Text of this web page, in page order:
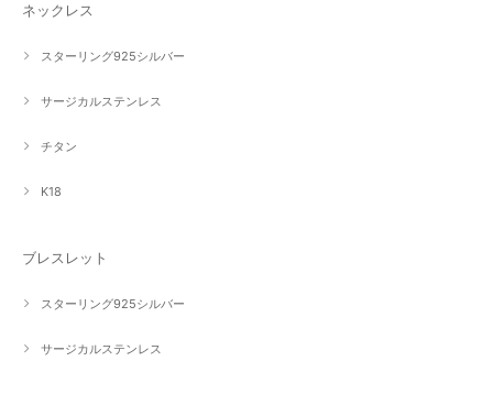
ネックレス
スターリング925シルバー
サージカルステンレス
チタン
K18
ブレスレット
スターリング925シルバー
サージカルステンレス